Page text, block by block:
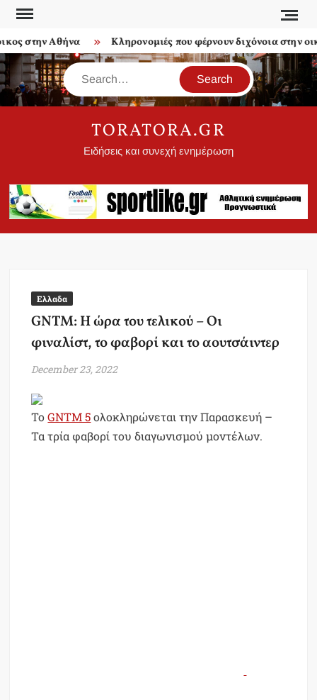
Skip
content
στην Αθήνα Κληρονομιές που φέρνουν διχόνοια στην
Search
TORATORA.GR
Ειδήσεις και συνεχή ενημέρωση
Ελλαδα
GNTM: Η ώρα του τελικού – Οι
φιναλίστ, το φαβορί και το αουτσάιντερ
December 23, 2022
ToGNTM 5ολοκληρώνεται την Παρασκευή –
Τα τρία φαβορί του διαγωνισμού μοντέλων.